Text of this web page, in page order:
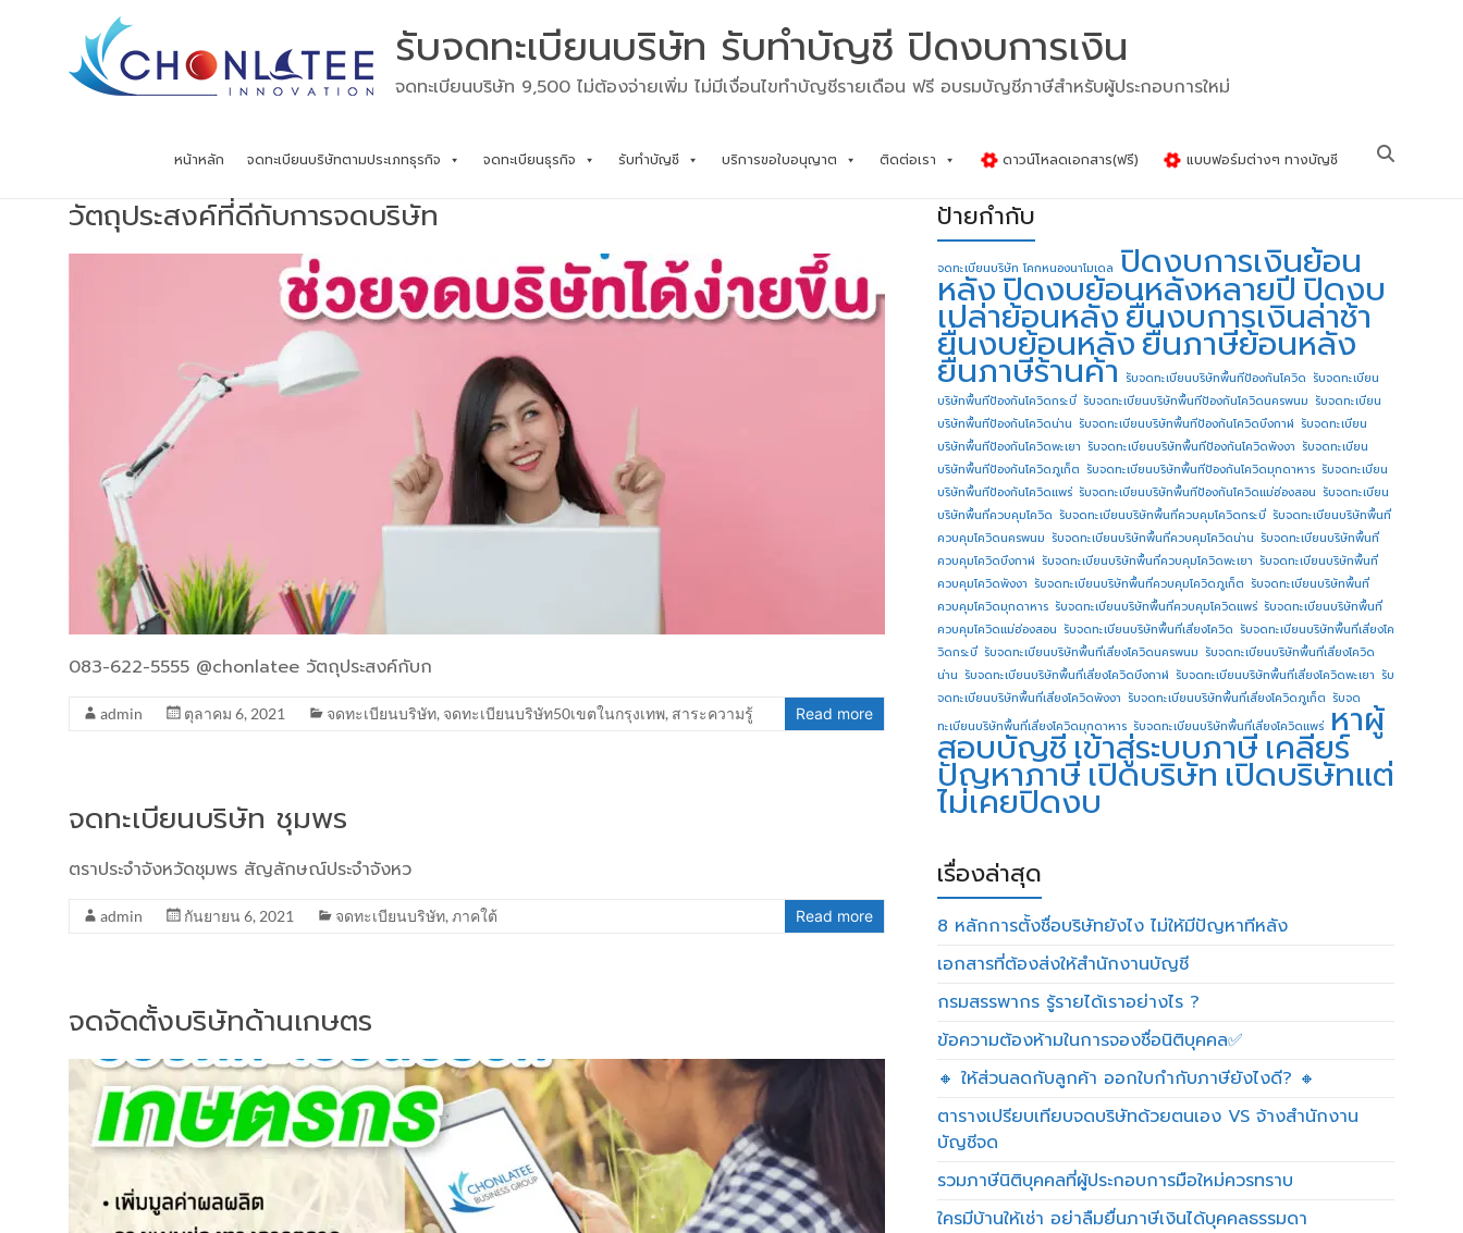
รับจดทะเบียนบริษัท รับทำบัญชี ปิดงบการเงิน
จดทะเบียนบริษัท 9,500 ไม่ต้องจ่ายเพิ่ม ไม่มีเงื่อนไขทำบัญชีรายเดือน ฟรี อบรมบัญชีภาษีสำหรับผู้ประกอบการใหม่
หน้าหลัก จดทะเบียนบริษัทตามประเภทธุรกิจ จดทะเบียนธุรกิจ รับทำบัญชี บริการขอใบอนุญาต ติดต่อเรา ดาวน์โหลดเอกสาร(ฟรี) แบบฟอร์มต่างๆ ทางบัญชี
วัตถุประสงค์ที่ดีกับการจดบริษัท
083-622-5555 @chonlatee วัตถุประสงค์กับก
admin ตุลาคม 6, 2021 จดทะเบียนบริษัท, จดทะเบียนบริษัท50เขตในกรุงเทพ, สาระความรู้ Read more
จดทะเบียนบริษัท ชุมพร
ตราประจำจังหวัดชุมพร สัญลักษณ์ประจำจังหว
admin กันยายน 6, 2021 จดทะเบียนบริษัท, ภาคใต้ Read more
จดจัดตั้งบริษัทด้านเกษตร
ป้ายกำกับ
จดทะเบียนบริษัท โคกหนองนาโมเดล ปิดงบการเงินย้อน
หลังปิดงบย้อนหลังหลายปี ปิดงบ
เปล่าย้อนหลังยื่นงบการเงินล่าช้า
ยื่นงบย้อนหลังยื่นภาษีย้อนหลัง
ยื่นภาษีร้านค้า รับจดทะเบียนบริษัทพื้นทีป้องกันโควิด รับจดทะเบียน
บริษัทพื้นทีป้องกันโควิดกระบี่ รับจดทะเบียนบริษัทพื้นทีป้องกันโควิดนครพนม รับจดทะเบียน
บริษัทพื้นทีป้องกันโควิดน่าน รับจดทะเบียนบริษัทพื้นทีป้องกันโควิดบึงกาฬ รับจดทะเบียน
บริษัทพื้นทีป้องกันโควิดพะเยา รับจดทะเบียนบริษัทพื้นทีป้องกันโควิดพังงา รับจดทะเบียน
บริษัทพื้นทีป้องกันโควิดภูเก็ต รับจดทะเบียนบริษัทพื้นทีป้องกันโควิดมุกดาหาร รับจดทะเบียน
บริษัทพื้นทีป้องกันโควิดแพร่ รับจดทะเบียนบริษัทพื้นทีป้องกันโควิดแม่ฮ่องสอน รับจดทะเบียน
บริษัทพื้นที่ควบคุมโควิด รับจดทะเบียนบริษัทพื้นที่ควบคุมโควิดกระบี่ รับจดทะเบียนบริษัทพื้นที่
ควบคุมโควิดนครพนม รับจดทะเบียนบริษัทพื้นที่ควบคุมโควิดน่าน รับจดทะเบียนบริษัทพื้นที่
ควบคุมโควิดบึงกาฬ รับจดทะเบียนบริษัทพื้นที่ควบคุมโควิดพะเยา รับจดทะเบียนบริษัทพื้นที่
ควบคุมโควิดพังงา รับจดทะเบียนบริษัทพื้นที่ควบคุมโควิดภูเก็ต รับจดทะเบียนบริษัทพื้นที่
ควบคุมโควิดมุกดาหาร รับจดทะเบียนบริษัทพื้นที่ควบคุมโควิดแพร่ รับจดทะเบียนบริษัทพื้นที่
ควบคุมโควิดแม่ฮ่องสอน รับจดทะเบียนบริษัทพื้นที่เสี่ยงโควิด รับจดทะเบียนบริษัทพื้นที่เสี่ยงโค
วิดกระบี่ รับจดทะเบียนบริษัทพื้นที่เสี่ยงโควิดนครพนม รับจดทะเบียนบริษัทพื้นที่เสี่ยงโควิด
น่าน รับจดทะเบียนบริษัทพื้นที่เสี่ยงโควิดบึงกาฬ รับจดทะเบียนบริษัทพื้นที่เสี่ยงโควิดพะเยา รับ
จดทะเบียนบริษัทพื้นที่เสี่ยงโควิดพังงา รับจดทะเบียนบริษัทพื้นที่เสี่ยงโควิดภูเก็ต รับจด
ทะเบียนบริษัทพื้นที่เสี่ยงโควิดมุกดาหาร รับจดทะเบียนบริษัทพื้นที่เสี่ยงโควิดแพร่ หาผู้
สอบบัญชี เข้าสู่ระบบภาษี เคลียร์
ปัญหาภาษีเปิดบริษัทเปิดบริษัทแต่
ไม่เคยปิดงบ
เรื่องล่าสุด
8 หลักการตั้งชื่อบริษัทยังไง ไม่ให้มีปัญหาทีหลัง
เอกสารที่ต้องส่งให้สำนักงานบัญชี
กรมสรรพากร รู้รายได้เราอย่างไร ?
ข้อความต้องห้ามในการจองชื่อนิติบุคคล✅
🔸 ให้ส่วนลดกับลูกค้า ออกใบกำกับภาษียังไงดี? 🔸
ตารางเปรียบเทียบจดบริษัทด้วยตนเอง VS จ้างสำนักงาน
บัญชีจด
รวมภาษีนิติบุคคลที่ผู้ประกอบการมือใหม่ควรทราบ
ใครมีบ้านให้เช่า อย่าลืมยื่นภาษีเงินได้บุคคลธรรมดา